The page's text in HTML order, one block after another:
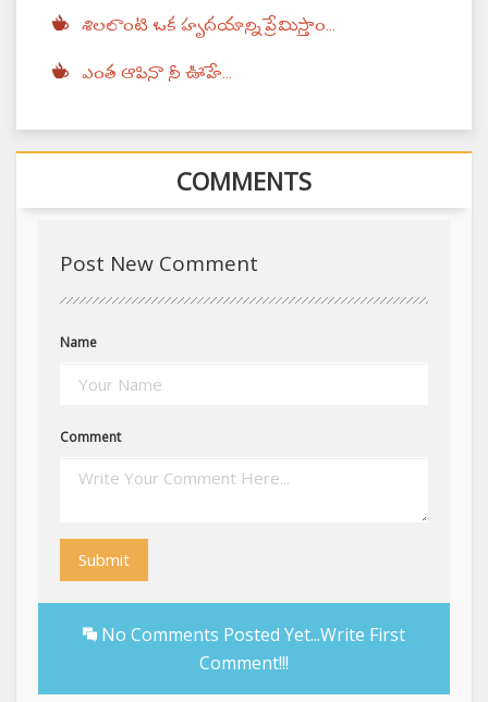
శిలలాంటి ఒక హృదయాన్ని ప్రేమిస్తాం...
ఎంత ఆపినా నీ ఊహే...
COMMENTS
Post New Comment
Name
Comment
Submit
No Comments Posted Yet...Write First
Comment!!!